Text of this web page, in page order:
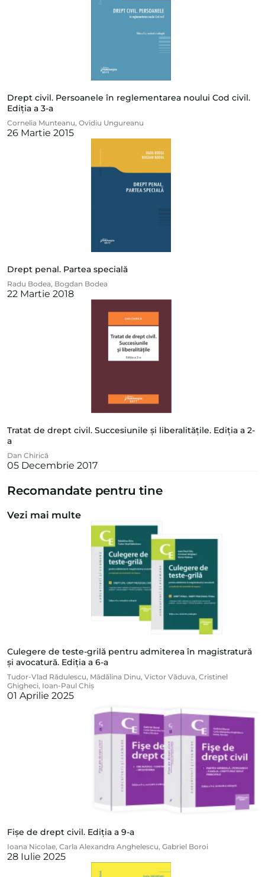
Drept civil. Persoanele în reglementarea noului Cod civil.
Ediția a 3-a
Cornelia Munteanu, Ovidiu Ungureanu
26 Martie 2015
Drept penal. Partea specială
Radu Bodea, Bogdan Bodea
22 Martie 2018
Tratat de drept civil. Succesiunile și liberalitățile. Ediția a 2-
a
Dan Chirică
05 Decembrie 2017
Recomandate pentru tine
Vezi mai multe
Culegere de teste-grilă pentru admiterea în magistratură
și avocatură. Ediția a 6-a
Tudor-Vlad Rădulescu, Mădălina Dinu, Victor Văduva, Cristinel
Ghigheci, Ioan-Paul Chiș
01 Aprilie 2025
Fișe de drept civil. Ediția a 9-a
Ioana Nicolae, Carla Alexandra Anghelescu, Gabriel Boroi
28 Iulie 2025